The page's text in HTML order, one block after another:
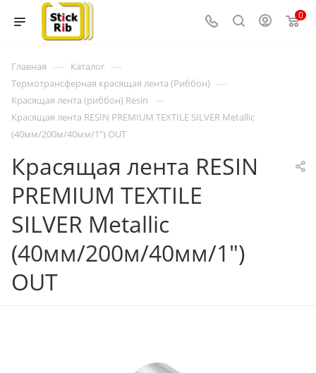
0
Главная — Каталог —
Термотрансферная красящая лента (Риббон) —
Красящая лента (риббон) Resin —
Красящая лента RESIN PREMIUM TEXTILE SILVER Metallic
(40мм/200м/40мм/1") OUT
Красящая лента RESIN
PREMIUM TEXTILE
SILVER Metallic
(40мм/200м/40мм/1")
OUT